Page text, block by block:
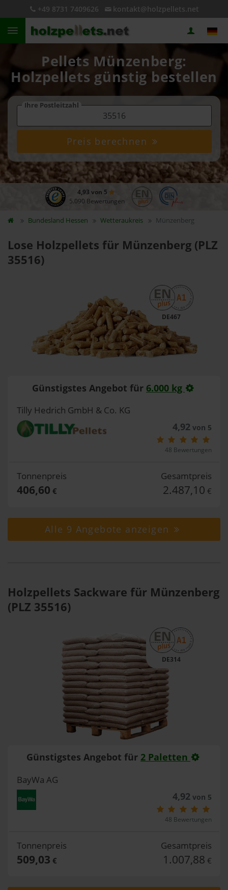
+49 8731 7409626 kontakt@holzpellets.net
Pellets Münzenberg:
Holzpellets günstig bestellen
Ihre Postleitzahl
Preis berechnen
4,93 von 5
5.090 Bewertungen
Bundesland Hessen Wetteraukreis Münzenberg
Lose Holzpellets für Münzenberg (PLZ
35516)
DE467
Günstigstes Angebot für 6.000 kg
Tilly Hedrich GmbH & Co. KG
4,92von 5
48 Bewertungen
Tonnenpreis
406,60 €
Gesamtpreis
2.487,10 €
Alle 9 Angebote anzeigen
Holzpellets Sackware für Münzenberg
(PLZ 35516)
DE314
Günstigstes Angebot für 2 Paletten
BayWa AG
4,92von 5
48 Bewertungen
Tonnenpreis
509,03 €
Gesamtpreis
1.007,88 €